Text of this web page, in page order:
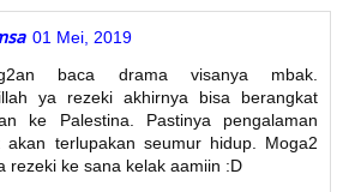
01 Mei, 2019
baca drama visanya mbak.
ya rezeki akhirnya bisa berangkat
ke Palestina. Pastinya pengalaman
akan terlupakan seumur hidup. Moga2
rezeki ke sana kelak aamiin :D